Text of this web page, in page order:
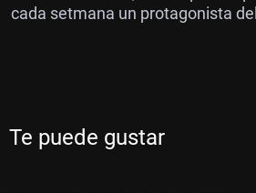
cada setmana un protagonista
Te puede gustar